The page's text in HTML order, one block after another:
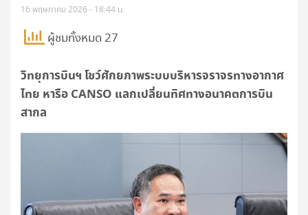
16 พฤษภาคม 2026 - 18:44 น.
ผู้ชมทั้งหมด 27
วิทยุการบินฯ โชว์ศักยภาพระบบบริหารจราจรทางอากาศ
ไทย หารือ CANSO แลกเปลี่ยนทิศทางอนาคตการบิน
สากล